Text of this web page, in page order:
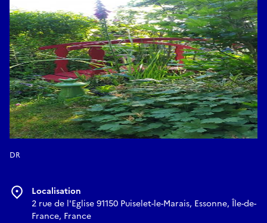
DR
Localisation
2 rue de l'Eglise 91150 Puiselet-le-Marais, Essonne, Île-de-
France, France